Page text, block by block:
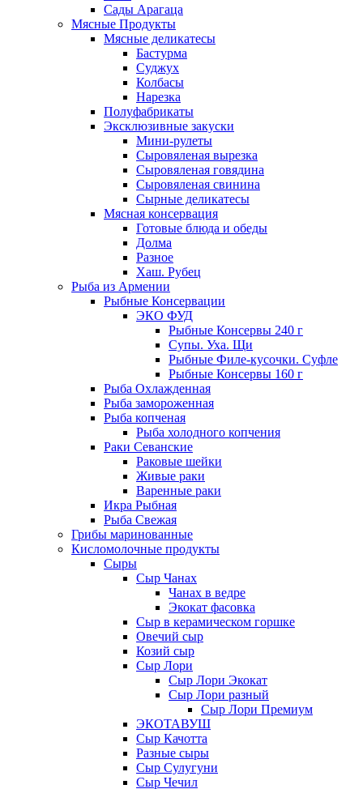
Сады Арагаца
Мясные Продукты
Мясные деликатесы
Бастурма
Суджух
Колбасы
Нарезка
Полуфабрикаты
Эксклюзивные закуски
Мини-рулеты
Сыровяленая вырезка
Сыровяленая говядина
Сыровяленая свинина
Сырные деликатесы
Мясная консервация
Готовые блюда и обеды
Долма
Разное
Хаш. Рубец
Рыба из Армении
Рыбные Консервации
ЭКО ФУД
Рыбные Консервы 240 г
Супы. Уха. Щи
Рыбные Филе-кусочки. Суфле
Рыбные Консервы 160 г
Рыба Охлажденная
Рыба замороженная
Рыба копченая
Рыба холодного копчения
Раки Севанские
Раковые шейки
Живые раки
Варенные раки
Икра Рыбная
Рыба Свежая
Грибы маринованные
Кисломолочные продукты
Сыры
Сыр Чанах
Чанах в ведре
Экокат фасовка
Сыр в керамическом горшке
Овечий сыр
Козий сыр
Сыр Лори
Сыр Лори Экокат
Сыр Лори разный
Сыр Лори Премиум
ЭКОТАВУШ
Сыр Качотта
Разные сыры
Сыр Сулугуни
Сыр Чечил